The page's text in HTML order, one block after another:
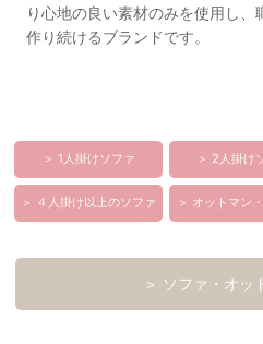
り心地の良い素材のみを使用し
作り続けるブランドです。
＞ 1人掛けソファ ＞ 2人掛け
＞ ４人掛け以上のソファ ＞ オットマン
＞ ソファ・オッ